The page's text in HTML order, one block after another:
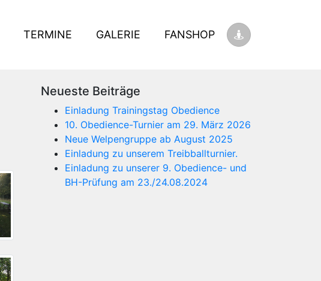
TERMINE GALERIE FANSHOP
Neueste Beiträge
Einladung Trainingstag Obedience
10. Obedience-Turnier am 29. März 2026
Neue Welpengruppe ab August 2025
Einladung zu unserem Treibballturnier.
Einladung zu unserer 9. Obedience- und
BH-Prüfung am 23./24.08.2024